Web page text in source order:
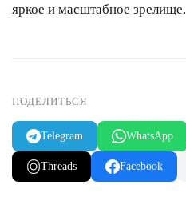
яркое и масштабное зрелище.
ПОДЕЛИТЬСЯ
Telegram WhatsApp
Threads Facebook